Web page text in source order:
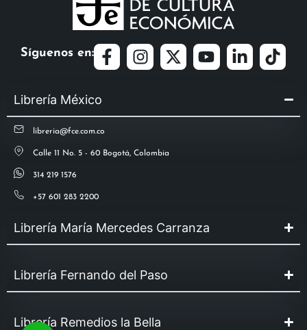
Síguenos en:
Librería México
libreria@fce.com.co
Calle 11 No. 5 - 60 Bogotá, Colombia
314 219 1576
+57 601 283 2200
Librería María Mercedes Carranza
Librería Fernando del Paso
Librería Remedios la Bella